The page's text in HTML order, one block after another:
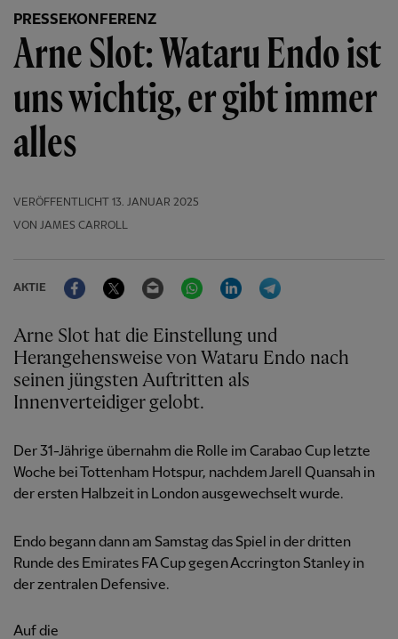
PRESSEKONFERENZ
Arne Slot: Wataru Endo ist
uns wichtig, er gibt immer
alles
VERÖFFENTLICHT
13. JANUAR 2025
VON JAMES CARROLL
AKTIE
FacebookTwitter Email WhatsAppLinkedIn
Arne Slot hat die Einstellung und
Herangehensweise von Wataru Endo nach
seinen jüngsten Auftritten als
Innenverteidiger gelobt.
Der 31-Jährige übernahm die Rolle im Carabao Cup letzte
Woche bei Tottenham Hotspur, nachdem Jarell Quansah in
der ersten Halbzeit in London ausgewechselt wurde.
Endo begann dann am Samstag das Spiel in der dritten
Runde des Emirates FA Cup gegen Accrington Stanley in
der zentralen Defensive.
Auf die